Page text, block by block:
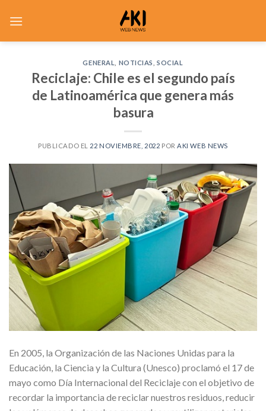
GENERAL NOTICIAS ,SOCIAL
Reciclaje: Chile es el segundo país
de Latinoamérica que genera más
basura
PUBLICADO EL 22 NOVIEMBRE, 2022 POR AKI WEB NEWS
En 2005, la Organización de las Naciones Unidas para la
Educación, la Ciencia y la Cultura (Unesco) proclamó el 17 de
mayo como Día Internacional del Reciclaje con el objetivo de
recordar la importancia de reciclar nuestros residuos, reducir